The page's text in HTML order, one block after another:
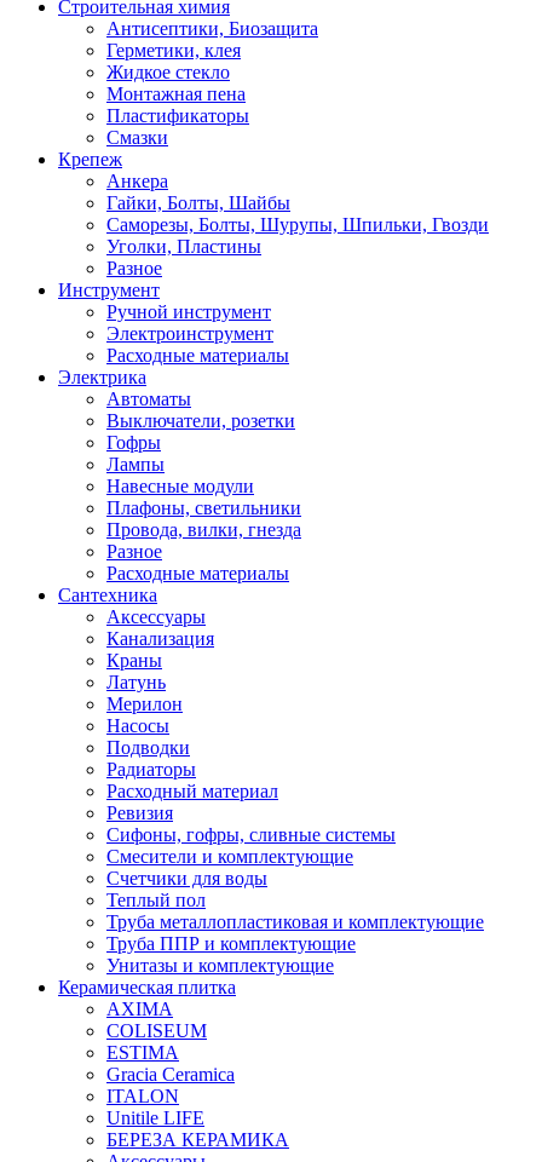
Строительная химия
Антисептики, Биозащита
Герметики, клея
Жидкое стекло
Монтажная пена
Пластификаторы
Смазки
Крепеж
Анкера
Гайки, Болты, Шайбы
Саморезы, Болты, Шурупы, Шпильки, Гвозди
Уголки, Пластины
Разное
Инструмент
Ручной инструмент
Электроинструмент
Расходные материалы
Электрика
Автоматы
Выключатели, розетки
Гофры
Лампы
Навесные модули
Плафоны, светильники
Провода, вилки, гнезда
Разное
Расходные материалы
Сантехника
Аксессуары
Канализация
Краны
Латунь
Мерилон
Насосы
Подводки
Радиаторы
Расходный материал
Ревизия
Сифоны, гофры, сливные системы
Смесители и комплектующие
Счетчики для воды
Теплый пол
Труба металлопластиковая и комплектующие
Труба ППР и комплектующие
Унитазы и комплектующие
Керамическая плитка
AXIMA
COLISEUM
ESTIMA
Gracia Ceramica
ITALON
Unitile LIFE
БЕРЕЗА КЕРАМИКА